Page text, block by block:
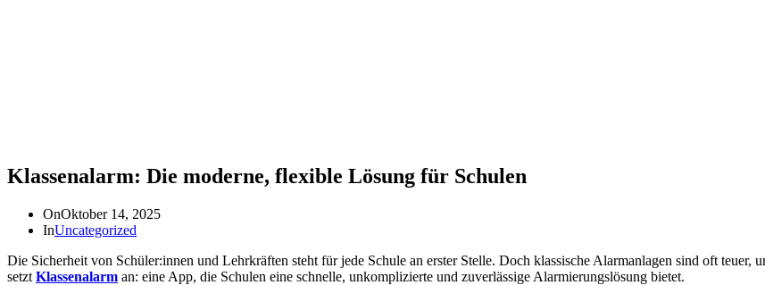
Klassenalarm: Die moderne, flexible Lösung für Schulen
OnOktober 14, 2025
InUncategorized
Die Sicherheit von Schüler:innen und Lehrkräften steht für jede Schule an erster Stelle. Doch klassische Alarmanlagen sind oft
setzt Klassenalarm an: eine App, die Schulen eine schnelle, unkomplizierte und zuverlässige Alarmierungslösung bietet.